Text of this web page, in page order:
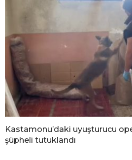
Kastamonu’daki uyuşturucu
şüpheli tutuklandı